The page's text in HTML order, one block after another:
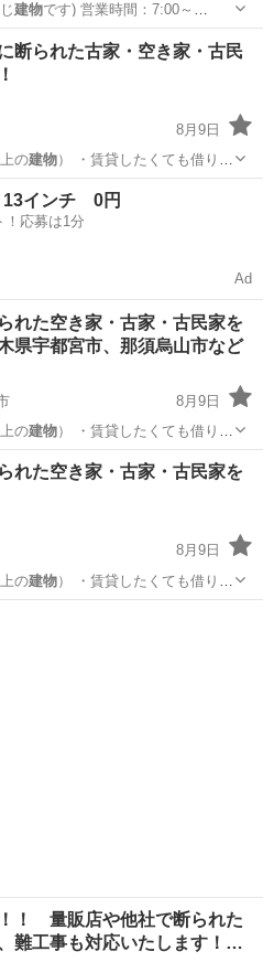
建物です) 営業時間：7:00～
マッサージ 建物
断られた古家・空き家・古民
8月9日
の建物） ・賃貸したくても借り手
リサイクルショップ
13インチ 0円
！応募は1分
Ad
れた空き家・古家・古民家を
県宇都宮市、那須烏山市など
8月9日
の建物） ・賃貸したくても借り手
ショップ
れた空き家・古家・古民家を
8月9日
の建物） ・賃貸したくても借り手
！ 量販店や他社で断られた
難工事も対応いたします！…